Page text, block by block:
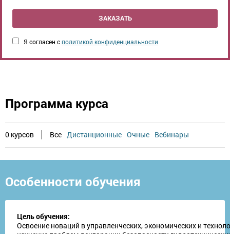
Я согласен сполитикой конфиденциальности
ЗАКАЗАТЬ
Программа курса
0 курсов Все Дистанционные Очные Вебинары
Особенности обучения
Цель обучения:
Освоение новаций в управленческих, экономических и